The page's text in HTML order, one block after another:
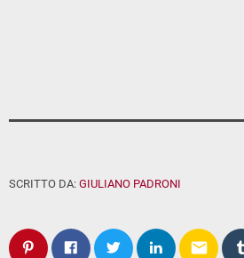
SCRITTO DA: GIULIANO PADRONI
email